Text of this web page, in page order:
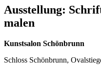
Ausstellung:
malen
Kunstsalon Schönbrunn
Schloss Schönbrunn,